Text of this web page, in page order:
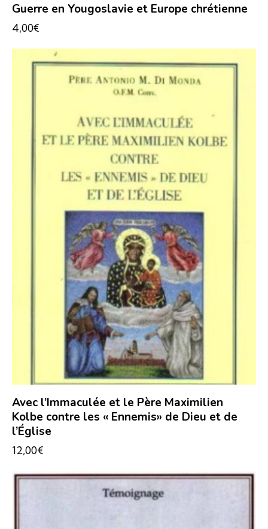
Guerre en Yougoslavie et Europe chrétienne
4,00€
Avec l’Immaculée et le Père Maximilien
Kolbe contre les « Ennemis» de Dieu et de
l’Église
12,00€